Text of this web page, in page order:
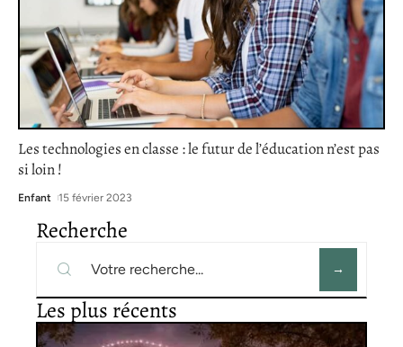
Les technologies en classe : le futur de l’éducation n’est pas
si loin !
Enfant 15 février 2023
Recherche
Les plus récents